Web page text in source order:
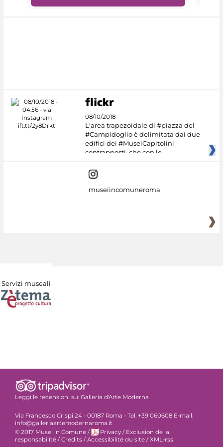
08/10/2018
L'area trapezoidale di #piazza del
#Campidoglio è delimitata dai due
edifici dei #MuseiCapitolini
contrapposti, che con le
museiincomuneroma
Servizi museali
Leggi le recensioni su: Galleria d'Arte Moderna
Via Francesco Crispi 24 - 00187 Roma - Tel. +39 060608 E-mail:
info@galleriaartemodernaroma.it
© 2017 Musei in Comune / Privacy / Exclusion de la
responsabilité / Credits / Accessibilité du site / XML-rss